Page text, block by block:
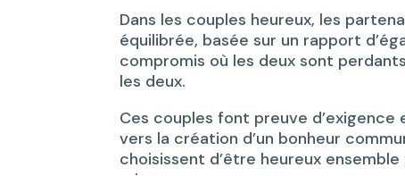
Dans les couples heureux, les
équilibrée, basée sur un rapport
compromis où les deux sont
les deux.
Ces couples font preuve
vers la création d’un bonheur
choisissent d’être heureux